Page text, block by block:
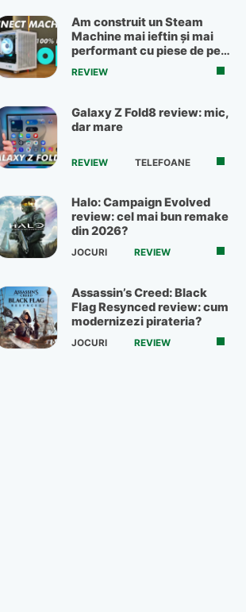
Am construit un Steam
Machine mai ieftin și mai
performant cu piese de pe
OLX
REVIEW
Galaxy Z Fold8 review: mic,
dar mare
REVIEW TELEFOANE
Halo: Campaign Evolved
review: cel mai bun remake
din 2026?
JOCURI REVIEW
Assassin’s Creed: Black
Flag Resynced review: cum
modernizezi pirateria?
JOCURI REVIEW